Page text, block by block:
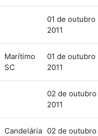
01 de outubro
2011
Marítimo
SC
01 de outubro
2011
02 de outubro
2011
Candelária
02 de outubro